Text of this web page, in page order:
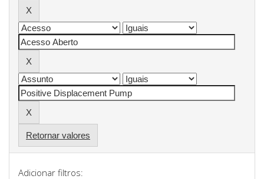
Retornar valores
Adicionar filtros: